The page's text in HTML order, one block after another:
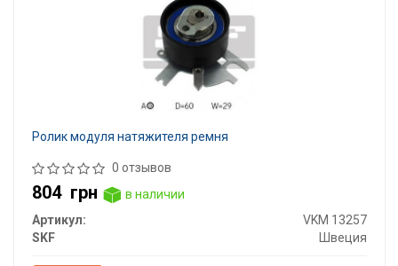
Ролик модуля натяжителя ремня
0 отзывов
804 грн
в наличии
Артикул:
VKM 13257
SKF
Швеция